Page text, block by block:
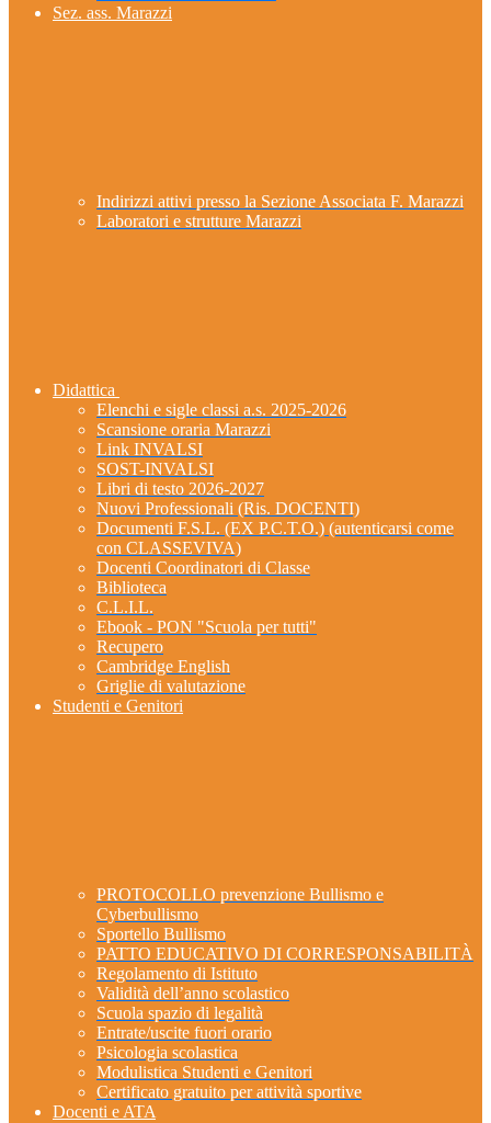
Sez. ass. Marazzi
Indirizzi attivi presso la Sezione Associata F. Marazzi
Laboratori e strutture Marazzi
Didattica
Elenchi e sigle classi a.s. 2025-2026
Scansione oraria Marazzi
Link INVALSI
SOST-INVALSI
Libri di testo 2026-2027
Nuovi Professionali (Ris. DOCENTI)
Documenti F.S.L. (EX P.C.T.O.) (autenticarsi come
con CLASSEVIVA)
Docenti Coordinatori di Classe
Biblioteca
C.L.I.L.
Ebook - PON "Scuola per tutti"
Recupero
Cambridge English
Griglie di valutazione
Studenti e Genitori
PROTOCOLLO prevenzione Bullismo e
Cyberbullismo
Sportello Bullismo
PATTO EDUCATIVO DI CORRESPONSABILITÀ
Regolamento di Istituto
Validità dell’anno scolastico
Scuola spazio di legalità
Entrate/uscite fuori orario
Psicologia scolastica
Modulistica Studenti e Genitori
Certificato gratuito per attività sportive
Docenti e ATA